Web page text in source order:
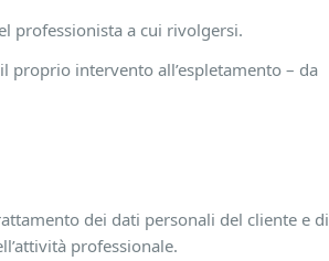
professionista a cui rivolgersi.
proprio intervento all’espletamento – da
dei dati personali del cliente e di
professionale.